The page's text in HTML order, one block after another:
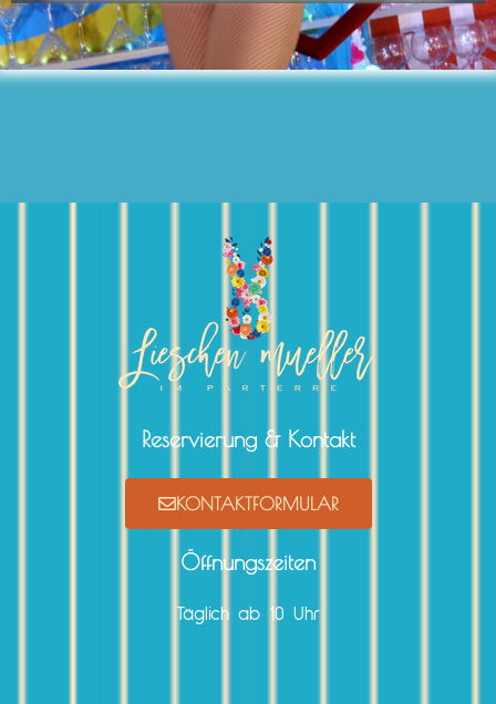
Reservierung & Kontakt
KONTAKTFORMULAR
Öffnungszeiten
Täglich ab 10 Uhr